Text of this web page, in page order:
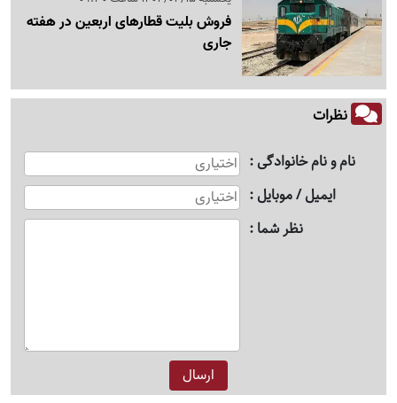
فروش بلیت قطارهای اربعین در هفته
جاری
نظرات
نام و نام خانوادگی
ایمیل / موبایل
نظر شما